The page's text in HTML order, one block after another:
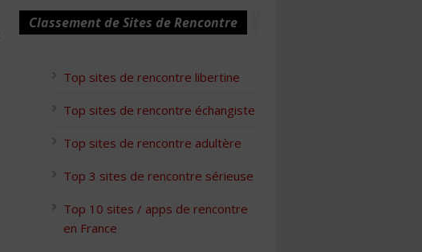
Classement de Sites de Rencontre
Top sites de rencontre libertine
Top sites de rencontre échangiste
Top sites de rencontre adultère
Top 3 sites de rencontre sérieuse
Top 10 sites / apps de rencontre
en France